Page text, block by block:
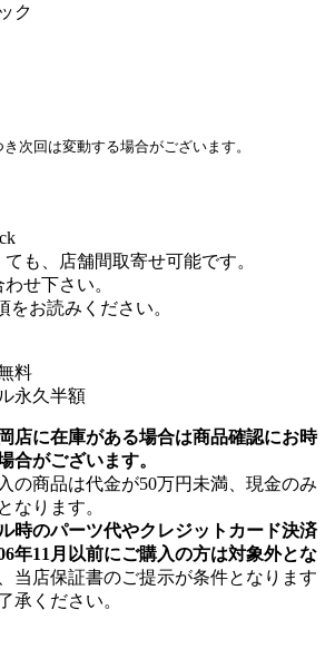
ク
次回は変動する場合がございます。
も、店舗間取寄せ可能です。
せ下さい。
をお読みください。
料
永久半額
店に在庫がある場合は商品確認にお時
合がございます。
の商品は代金が50万円未満、現金のみ
なります。
時のパーツ代やクレジットカード決済
年11月以前にご購入の方は対象外とな
当店保証書のご提示が条件となります
承ください。